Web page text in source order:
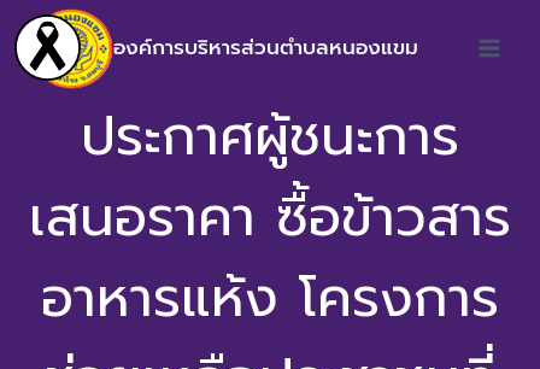
องค์การบริหารส่วนตำบลหนองแขม
ประกาศผู้ชนะการ
เสนอราคา ซื้อข้าวสาร
อาหารแห้ง โครงการ